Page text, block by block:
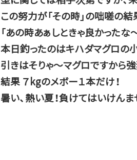
この努力が「その時」の咄嗟の
「あの時あぁしときゃ良かったな
本日釣ったのはキハダマグロの
引きはそりゃ～マグロですから強
結果 ７kgのメボー１本だけ！
暑い、熱い夏！負けてはいけん